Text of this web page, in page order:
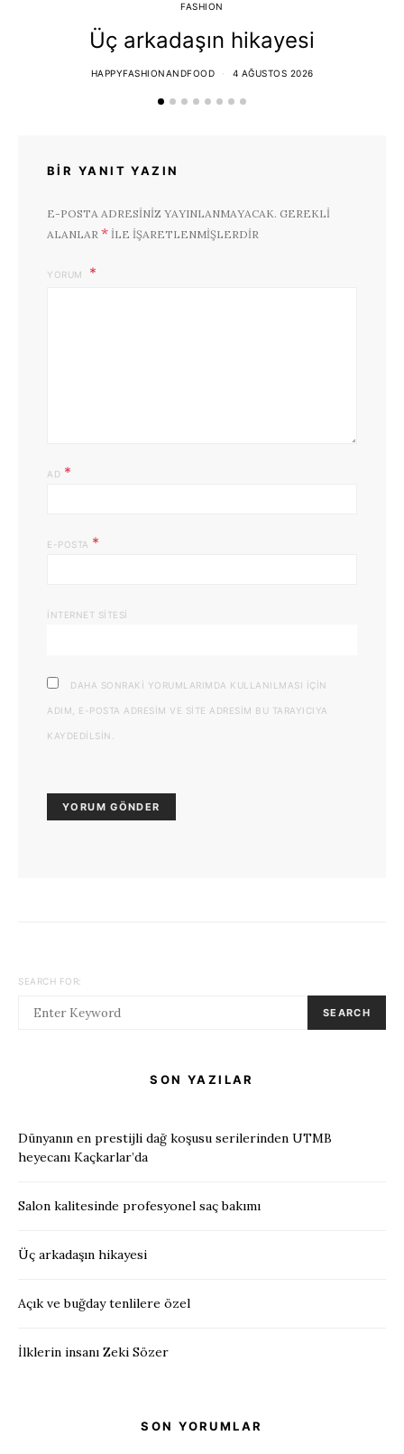
FASHION
Üç arkadaşın hikayesi
HAPPYFASHIONANDFOOD 4 AĞUSTOS 2026
BIR YANIT YAZIN
E-POSTA ADRESINIZ YAYINLANMAYACAK. GEREKLI
ALANLAR * ILE IŞARETLENMIŞLERDIR
YORUM
AD *
E-POSTA *
İNTERNET SITESI
DAHA SONRAKI YORUMLARIMDA KULLANILMASI IÇIN
ADIM, E-POSTA ADRESIM VE SITE ADRESIM BU TARAYICIYA
KAYDEDILSIN.
SEARCH FOR:
SEARCH
SON YAZILAR
Dünyanın en prestijli dağ koşusu serilerinden UTMB
heyecanı Kaçkarlar’da
Salon kalitesinde profesyonel saç bakımı
Üç arkadaşın hikayesi
Açık ve buğday tenlilere özel
İlklerin insanı Zeki Sözer
SON YORUMLAR